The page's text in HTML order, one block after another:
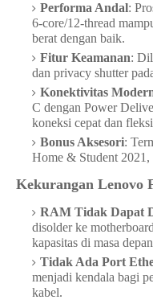
Performa Andal:
6-core/12-thread
berat dengan baik.
Fitur Keamanan:
dan privacy shutter
Konektivitas
C dengan Power
koneksi cepat dan
Bonus Aksesori:
Home & Student 2021,
Kekurangan Lenovo
RAM Tidak Dapat
disolder ke
kapasitas di masa
Tidak Ada Port
menjadi kendala bagi
kabel.